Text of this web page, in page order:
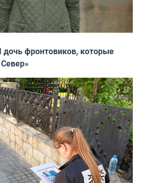
дочь фронтовиков, которые